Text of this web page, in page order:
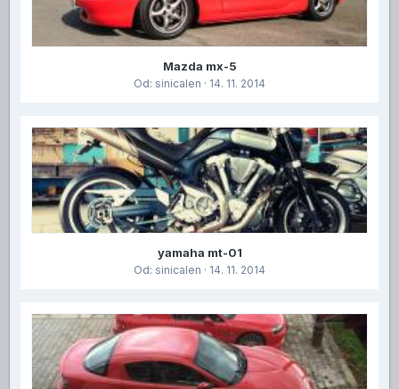
Mazda mx-5
Od: sinicalen · 14. 11. 2014
yamaha mt-01
Od: sinicalen · 14. 11. 2014